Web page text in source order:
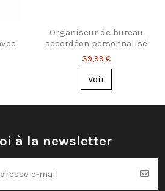
Organiseur de bureau
accordéon personnalisé
en bois – Porte-stylos et
notes gravé
39,99 €
Voir
à la newsletter